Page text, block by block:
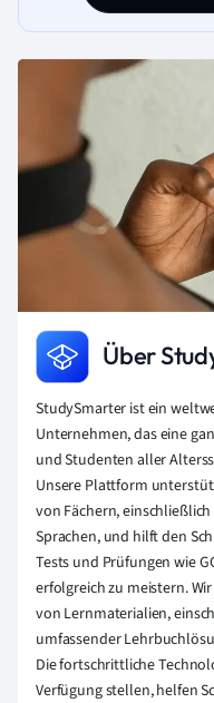
Über
StudySmarter ist ein
Unternehmen, das eine
und Studenten aller
Unsere Plattform
von Fächern,
Sprachen, und hilft den
Tests und Prüfungen wie
erfolgreich zu meistern.
von Lernmaterialien,
umfassender
Die fortschrittliche
Verfügung stellen, helfen